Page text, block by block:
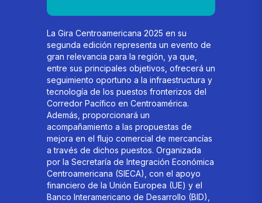
La Gira Centroamericana 2025 en su
segunda edición representa un evento de
gran relevancia para la región, ya que,
entre sus principales objetivos, ofrecerá un
seguimiento oportuno a la infraestructura y
tecnología de los puestos fronterizos del
Corredor Pacífico en Centroamérica.
Además, proporcionará un
acompañamiento a las propuestas de
mejora en el flujo comercial de mercancías
a través de dichos puestos. Organizada
por la Secretaría de Integración Económica
Centroamericana (SIECA), con el apoyo
financiero de la Unión Europea (UE) y el
Banco Interamericano de Desarrollo (BID),